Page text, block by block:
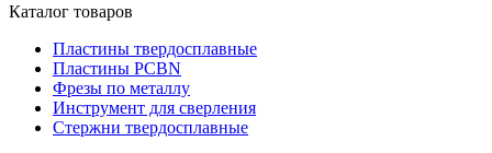
Каталог товаров
Пластины твердосплавные
Пластины PCBN
Фрезы по металлу
Инструмент для сверления
Стержни твердосплавные